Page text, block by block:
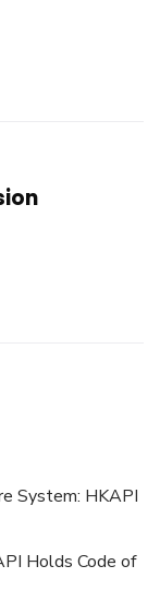
System: HKAPI
Holds Code of